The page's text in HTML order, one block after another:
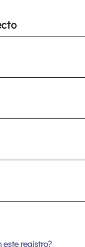
este registro?